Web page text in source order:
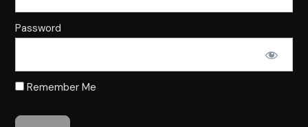
Password
Remember Me